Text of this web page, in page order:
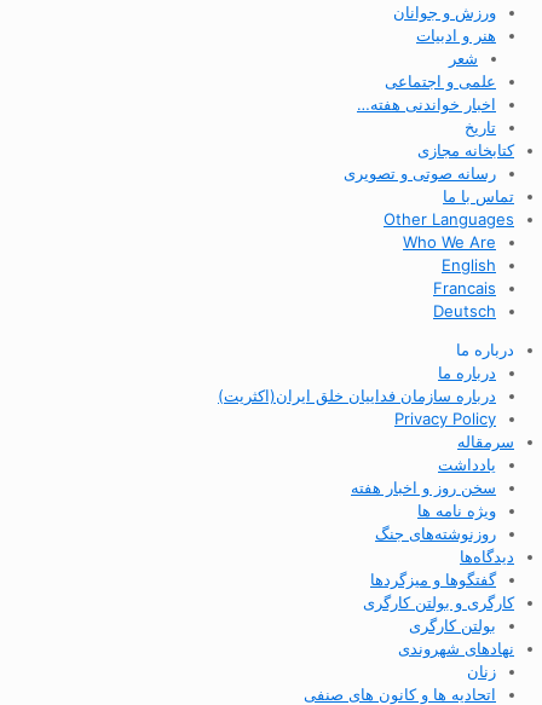
ورزش و جوانان
هنر و ادبیات
شعر
علمی و اجتماعی
اخبار خواندنی هفته…
تاریخ
کتابخانه مجازی
رسانه صوتی و تصویری
تماس با ما
Other Languages
Who We Are
English
Francais
Deutsch
درباره ما
درباره ما
درباره سازمان فداییان خلق ایران(اکثریت)
Privacy Policy
سرمقاله
یادداشت
سخن روز و اخبار هفته
ویژه نامه ها
روزنوشته‌های جنگ
دیدگاه‌ها
گفتگوها و میزگردها
کارگری و بولتن کارگری
بولتن کارگری
نهادهای شهروندی
زنان
اتحادیه ها و کانون های صنفی